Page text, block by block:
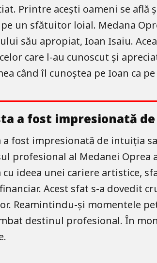
Printre acești oameni se află
pe un sfătuitor loial. Medana
său apropiat, Ioan Isaiu.
care l-au cunoscut și
când îl cunoștea pe Ioan ca
a fost impresionată
a fost impresionată de intuiția
profesional al Medanei
cu ideea unei cariere artistice,
Acest sfat s-a dovedit
Reamintindu-și momentele
destinul profesional. În